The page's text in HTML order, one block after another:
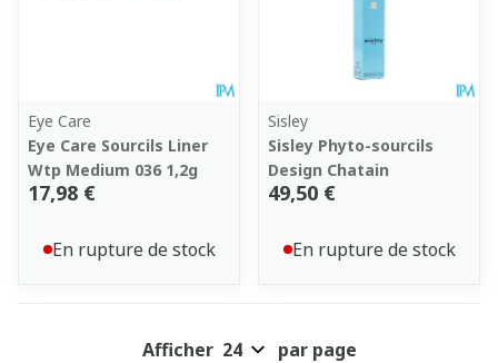
Eye Care
Eye Care Sourcils Liner
Wtp Medium 036 1,2g
17,98 €
En rupture de stock
Sisley
Sisley Phyto-sourcils
Design Chatain
49,50 €
En rupture de stock
Afficher par page